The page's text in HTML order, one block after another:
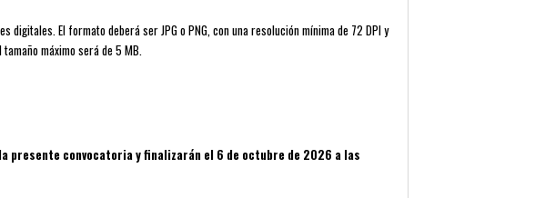
El formato deberá ser JPG o PNG, con una resolución mínima de 72 DPI y
máximo será de 5 MB.
convocatoria y finalizarán el 6 de octubre de 2026 a las